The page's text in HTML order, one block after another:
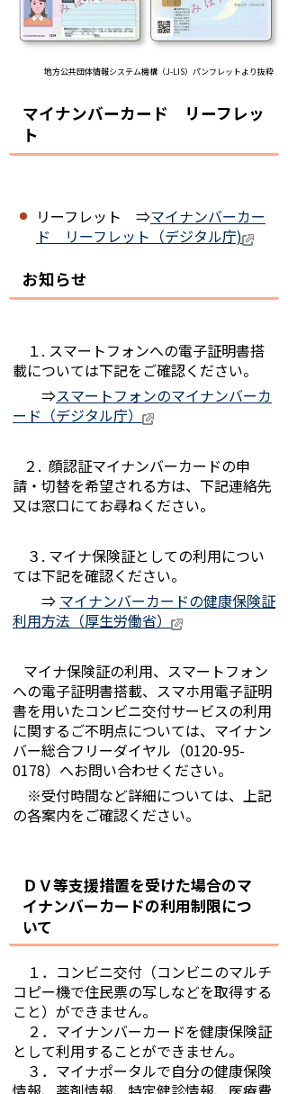
地方公共団体情報システム機構（J-LIS）パンフレットより抜粋
マイナンバーカード リーフレッ
ト
リーフレット ⇒マイナンバーカー
ド リーフレット（デジタル庁)
お知らせ
１. スマートフォンへの電子証明書搭
載については下記をご確認ください。
⇒スマートフォンのマイナンバーカ
ード（デジタル庁）
２. 顔認証マイナンバーカードの申
請・切替を希望される方は、下記連絡先
又は窓口にてお尋ねください。
３. マイナ保険証としての利用につい
ては下記を確認ください。
⇒ マイナンバーカードの健康保険証
利用方法（厚生労働省）
マイナ保険証の利用、スマートフォン
への電子証明書搭載、スマホ用電子証明
書を用いたコンビニ交付サービスの利用
に関するご不明点については、マイナン
バー総合フリーダイヤル（0120-95-
0178）へお問い合わせください。
※受付時間など詳細については、上記
の各案内をご確認ください。
ＤＶ等支援措置を受けた場合のマ
イナンバーカードの利用制限につ
いて
１．コンビニ交付（コンビニのマルチ
コピー機で住民票の写しなどを取得する
こと）ができません。
２．マイナンバーカードを健康保険証
として利用することができません。
３．マイナポータルで自分の健康保険